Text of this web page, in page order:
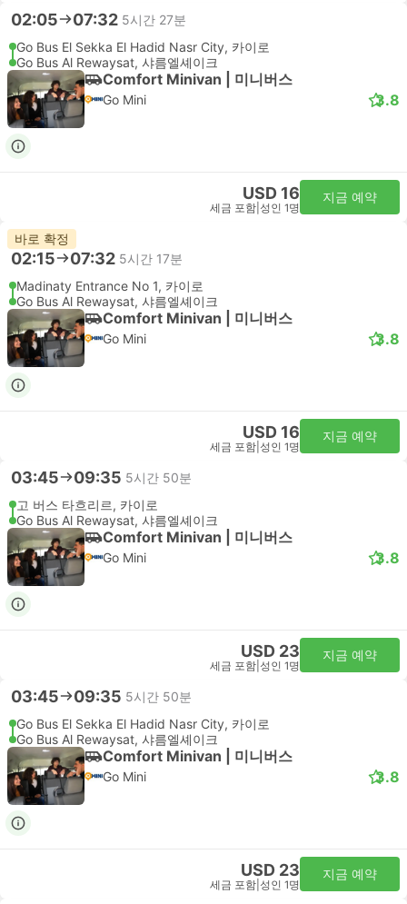
02:05 07:32 5시간 27분
Go Bus El Sekka El Hadid Nasr City, 카이로
Go Bus Al Rewaysat, 샤름엘셰이크
Comfort Minivan | 미니버스
Go Mini 3.8
USD 16
세금 포함 성인 1명
지금 예약
바로 확정
02:15 07:32 5시간 17분
Madinaty Entrance No 1, 카이로
Go Bus Al Rewaysat, 샤름엘셰이크
Comfort Minivan | 미니버스
Go Mini 3.8
USD 16
세금 포함 성인 1명
지금 예약
03:45 09:35 5시간 50분
고 버스 타흐리르, 카이로
Go Bus Al Rewaysat, 샤름엘셰이크
Comfort Minivan | 미니버스
Go Mini 3.8
USD 23
세금 포함 성인 1명
지금 예약
03:45 09:35 5시간 50분
Go Bus El Sekka El Hadid Nasr City, 카이로
Go Bus Al Rewaysat, 샤름엘셰이크
Comfort Minivan | 미니버스
Go Mini 3.8
USD 23
세금 포함 성인 1명
지금 예약